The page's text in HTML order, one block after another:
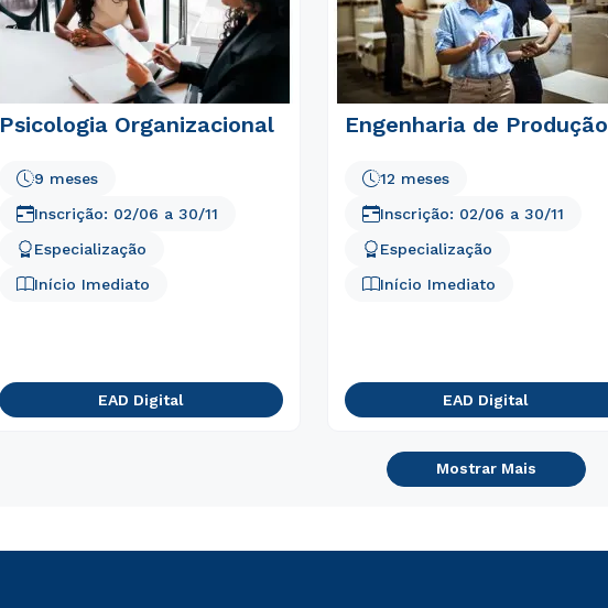
Psicologia Organizacional
Especialização
Início Imediato
9 meses
Inscrição: 02/06 a 30/11
EAD Digital
Engenharia de Produção
12 meses
Especialização
Início Imediato
Inscrição: 02/06 a 30/11
EAD Digital
Mostrar Mais